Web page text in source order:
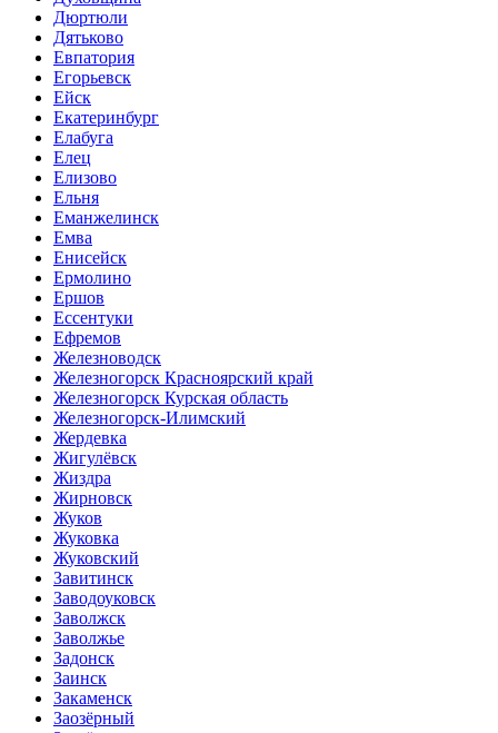
Дюртюли
Дятьково
Евпатория
Егорьевск
Ейск
Екатеринбург
Елабуга
Елец
Елизово
Ельня
Еманжелинск
Емва
Енисейск
Ермолино
Ершов
Ессентуки
Ефремов
Железноводск
Железногорск Красноярский край
Железногорск Курская область
Железногорск-Илимский
Жердевка
Жигулёвск
Жиздра
Жирновск
Жуков
Жуковка
Жуковский
Завитинск
Заводоуковск
Заволжск
Заволжье
Задонск
Заинск
Закаменск
Заозёрный